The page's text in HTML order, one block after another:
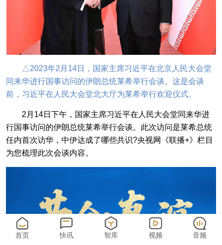
△2023年2月14日，国家主席习近平在北京人民大会堂
同来华进行国事访问的伊朗总统莱希举行会谈。这是会谈
前，习近平在人民大会堂北大厅为莱希举行欢迎仪式。
2月14日下午，国家主席习近平在人民大会堂同来华进
行国事访问的伊朗总统莱希举行会谈。此次访问是莱希总统
任内首次访华，中伊达成了哪些共识?央视网《联播+》栏目
为您梳理此次会谈内容。
首页 快讯 智库 视频 音频